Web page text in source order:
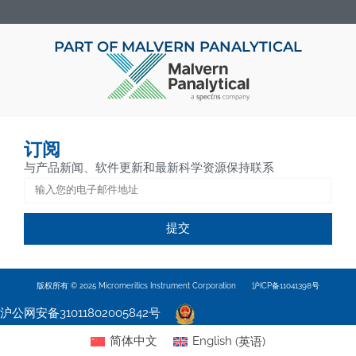
PART OF MALVERN PANALYTICAL
订阅
与产品新闻、软件更新和最新科学资源保持联系
提交
版权所有 © 2025 Micromeritics Instrument Corporation 沪ICP备11041398号
沪公网安备31011802005842号
简体中文
English (英语)